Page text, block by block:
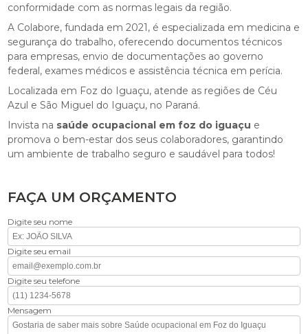
conformidade com as normas legais da região.
A Colabore, fundada em 2021, é especializada em medicina e
segurança do trabalho, oferecendo documentos técnicos
para empresas, envio de documentações ao governo
federal, exames médicos e assistência técnica em perícia.
Localizada em Foz do Iguaçu, atende as regiões de Céu
Azul e São Miguel do Iguaçu, no Paraná.
Invista na saúde ocupacional em foz do iguaçu e
promova o bem-estar dos seus colaboradores, garantindo
um ambiente de trabalho seguro e saudável para todos!
FAÇA UM ORÇAMENTO
Digite seu nome
Digite seu email
Digite seu telefone
Mensagem